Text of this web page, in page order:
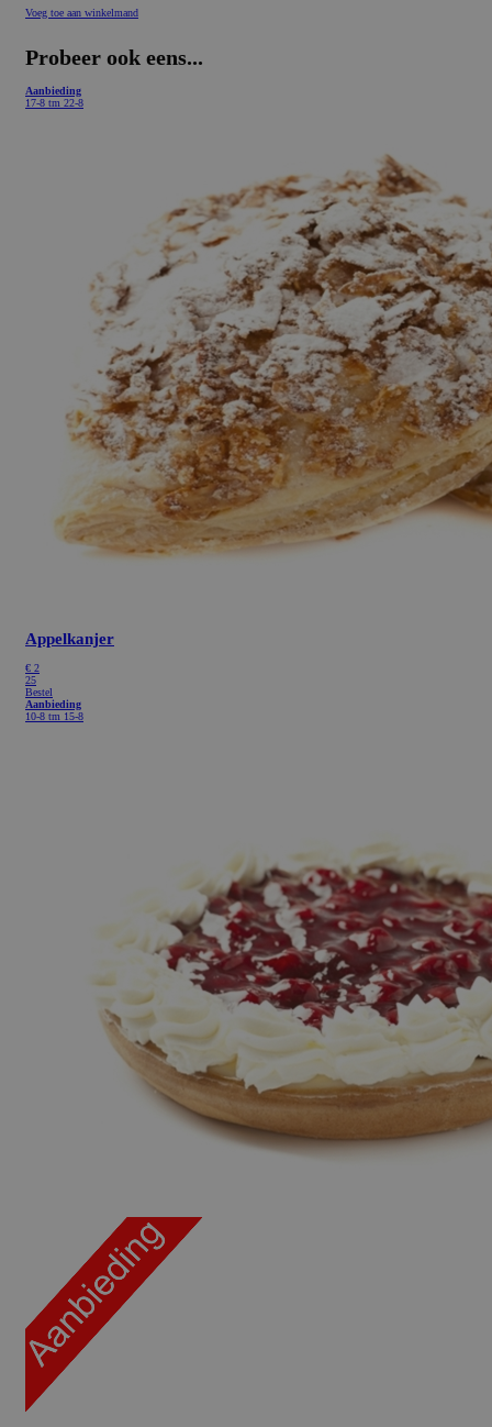
Voeg toe aan winkelmand
Probeer ook eens...
Aanbieding
17-8 tm 22-8
Appelkanjer
€ 2
25
Bestel
Aanbieding
10-8 tm 15-8